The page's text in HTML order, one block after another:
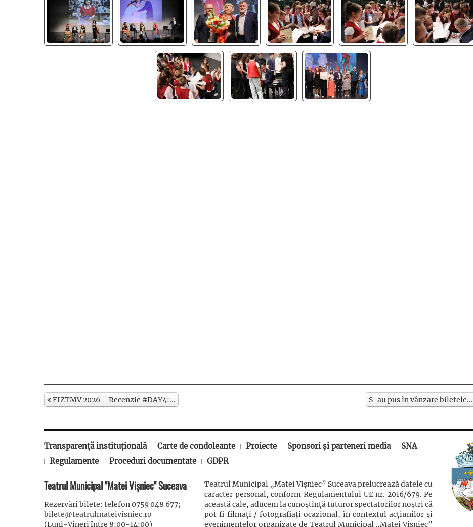
FIZTMV 2026 – Recenzie #DAY4:... S-au pus în vânzare biletele...
Transparență instituțională Carte de condoleante Proiecte Sponsori și parteneri media
SNA
Regulamente
Proceduri documentate GDPR
Teatrul Municipal "Matei Vișniec" Suceava
Rezervări bilete: telefon 0759 048 677;
bilete@teatrulmateivisniec.ro
(Luni-Vineri între 8:00-14:00)
Teatrul Municipal „Matei Vișniec” Suceava prelucrează datele cu
caracter personal, conform Regulamentului UE nr. 2016/679. Pe
această cale, aducem la cunoștință tuturor spectatorilor noștri că
pot fi filmaţi / fotografiaţi ocazional, în contextul acţiunilor şi
evenimentelor organizate de Teatrul Municipal „Matei Vișniec”